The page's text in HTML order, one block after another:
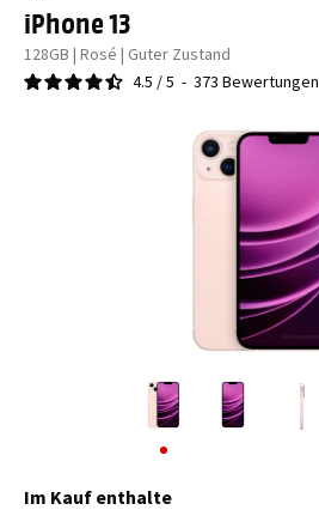
iPhone 13
128GB | Rosé | Guter Zustand
4.5 /5 - 373 Bewertungen
Im Kauf enthalte